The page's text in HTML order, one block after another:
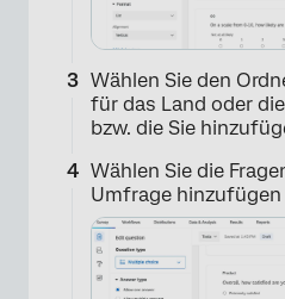
Wählen Sie den
für das Land oder
bzw. die Sie
Wählen Sie die
Umfrage